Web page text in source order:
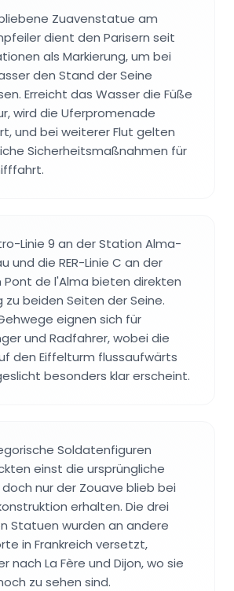
Zuavenstatue am
dient den Parisern seit
als Markierung, um bei
den Stand der Seine
Erreicht das Wasser die Füße
wird die Uferpromenade
und bei weiterer Flut gelten
Sicherheitsmaßnahmen für
Linie 9 an der Station Alma-
und die RER-Linie C an der
Pont de l'Alma bieten direkten
zu beiden Seiten der Seine.
eignen sich für
und Radfahrer, wobei die
den Eiffelturm flussaufwärts
besonders klar erscheint.
Soldatenfiguren
einst die ursprüngliche
doch nur der Zouave blieb bei
erhalten. Die drei
Statuen wurden an andere
in Frankreich versetzt,
nach La Fère und Dijon, wo sie
zu sehen sind.